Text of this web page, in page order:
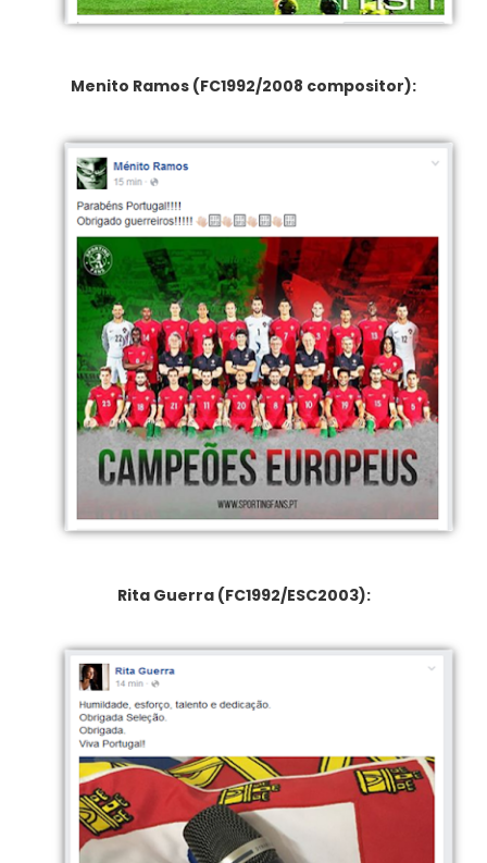
Menito Ramos (FC1992/2008 compositor):
Rita Guerra (FC1992/ESC2003):